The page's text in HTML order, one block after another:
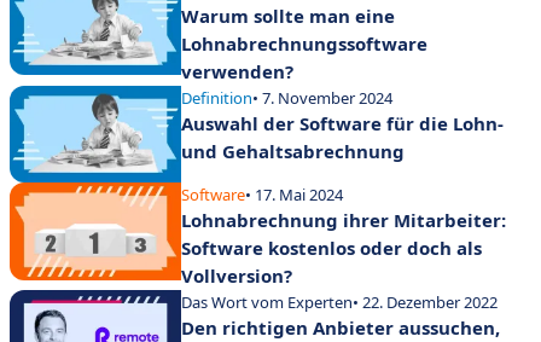
Warum sollte man eine
Lohnabrechnungssoftware
verwenden?
Definition• 7. November 2024
Auswahl der Software für die Lohn-
und Gehaltsabrechnung
Software• 17. Mai 2024
Lohnabrechnung ihrer Mitarbeiter:
Software kostenlos oder doch als
Vollversion?
Das Wort vom Experten• 22. Dezember 2022
Den richtigen Anbieter aussuchen,